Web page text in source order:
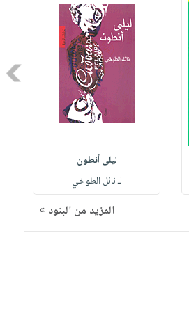
ليلى أنطون
لـ نائل الطوخي
المزيد من البنود »